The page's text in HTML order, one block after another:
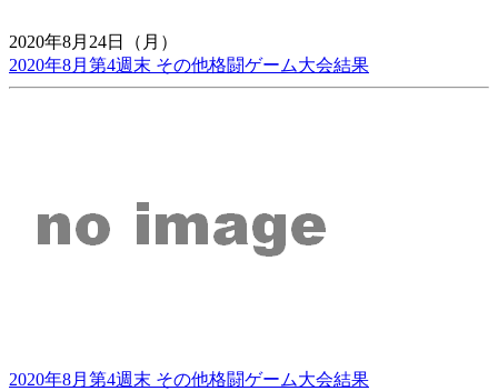
2020年8月24日（月）
2020年8月第4週末 その他格闘ゲーム大会結果
2020年8月第4週末 その他格闘ゲーム大会結果